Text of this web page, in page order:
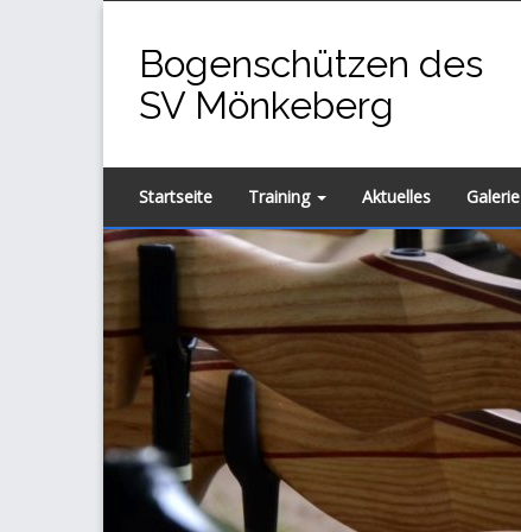
springenBogenschützen des
SV Mönkeberg
Startseite Training Aktuelles Galerie